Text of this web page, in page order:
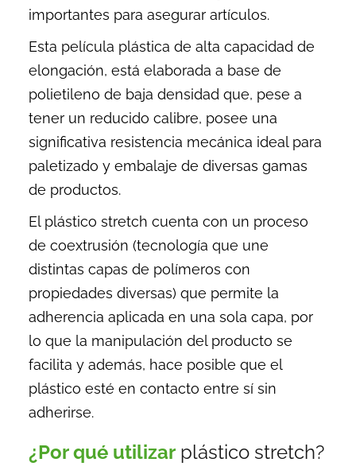
importantes para asegurar artículos.
Esta película plástica de alta capacidad de
elongación, está elaborada a base de
polietileno de baja densidad que, pese a
tener un reducido calibre, posee una
significativa resistencia mecánica ideal para
paletizado y embalaje de diversas gamas
de productos.
El plástico stretch cuenta con un proceso
de coextrusión (tecnología que une
distintas capas de polímeros con
propiedades diversas) que permite la
adherencia aplicada en una sola capa, por
lo que la manipulación del producto se
facilita y además, hace posible que el
plástico esté en contacto entre sí sin
adherirse.
¿Por qué utilizarplástico stretch?